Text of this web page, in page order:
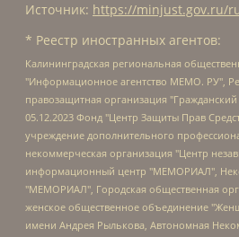
Источник: https://minjust.gov.ru/
* Реестр иностранных агентов:
Калининградская региональная общественная организация "Экозащита!-Женсовет", Фонд содействия защите прав и свобод граждан "Общественный вердикт", Фонд "Институт Развития Свободы Информации", Частное учреждение "Информационное агентство МЕМО. РУ", Региональная общественная организация "Общественная комиссия по сохранению наследия академика Сахарова", Фонд поддержки свободы прессы, Санкт-Петербургская общественная правозащитная организация "Гражданский контроль", Межрегиональная общественная организация "Информационно-просветительский центр "Мемориал", Региональный Фонд "Центр Защиты Прав Средств Массовой Информации", с 05.12.2023 Фонд "Центр Защиты Прав Средств массовой информации", Региональная общественная благотворительная организация помощи беженцам и мигрантам "Гражданское содействие", Негосударственное образовательное учреждение дополнительного профессионального образования (повышение квалификации) специалистов "АКАДЕМИЯ ПО ПРАВАМ ЧЕЛОВЕКА", Свердловская региональная общественная организация "Сутяжник", Автономная некоммерческая организация "Центр независимых социологических исследований", Союз общественных объединений "Российский исследовательский центр по правам человека", Региональное общественное учреждение научно-информационный центр "МЕМОРИАЛ", Некоммерческая организация "Фонд защиты гласности", Автономная некоммерческая организация "Институт прав человека", Городская общественная организация "Екатеринбургское общество "МЕМОРИАЛ", Городская общественная организация "Рязанское историко-просветительское и правозащитное общество "Мемориал" (Рязанский Мемориал), Челябинский региональный орган общественной самодеятельности – женское общественное объединение "Женщины Евразии", Челябинский региональный орган общественной самодеятельности "Уральская правозащитная группа", Фонд